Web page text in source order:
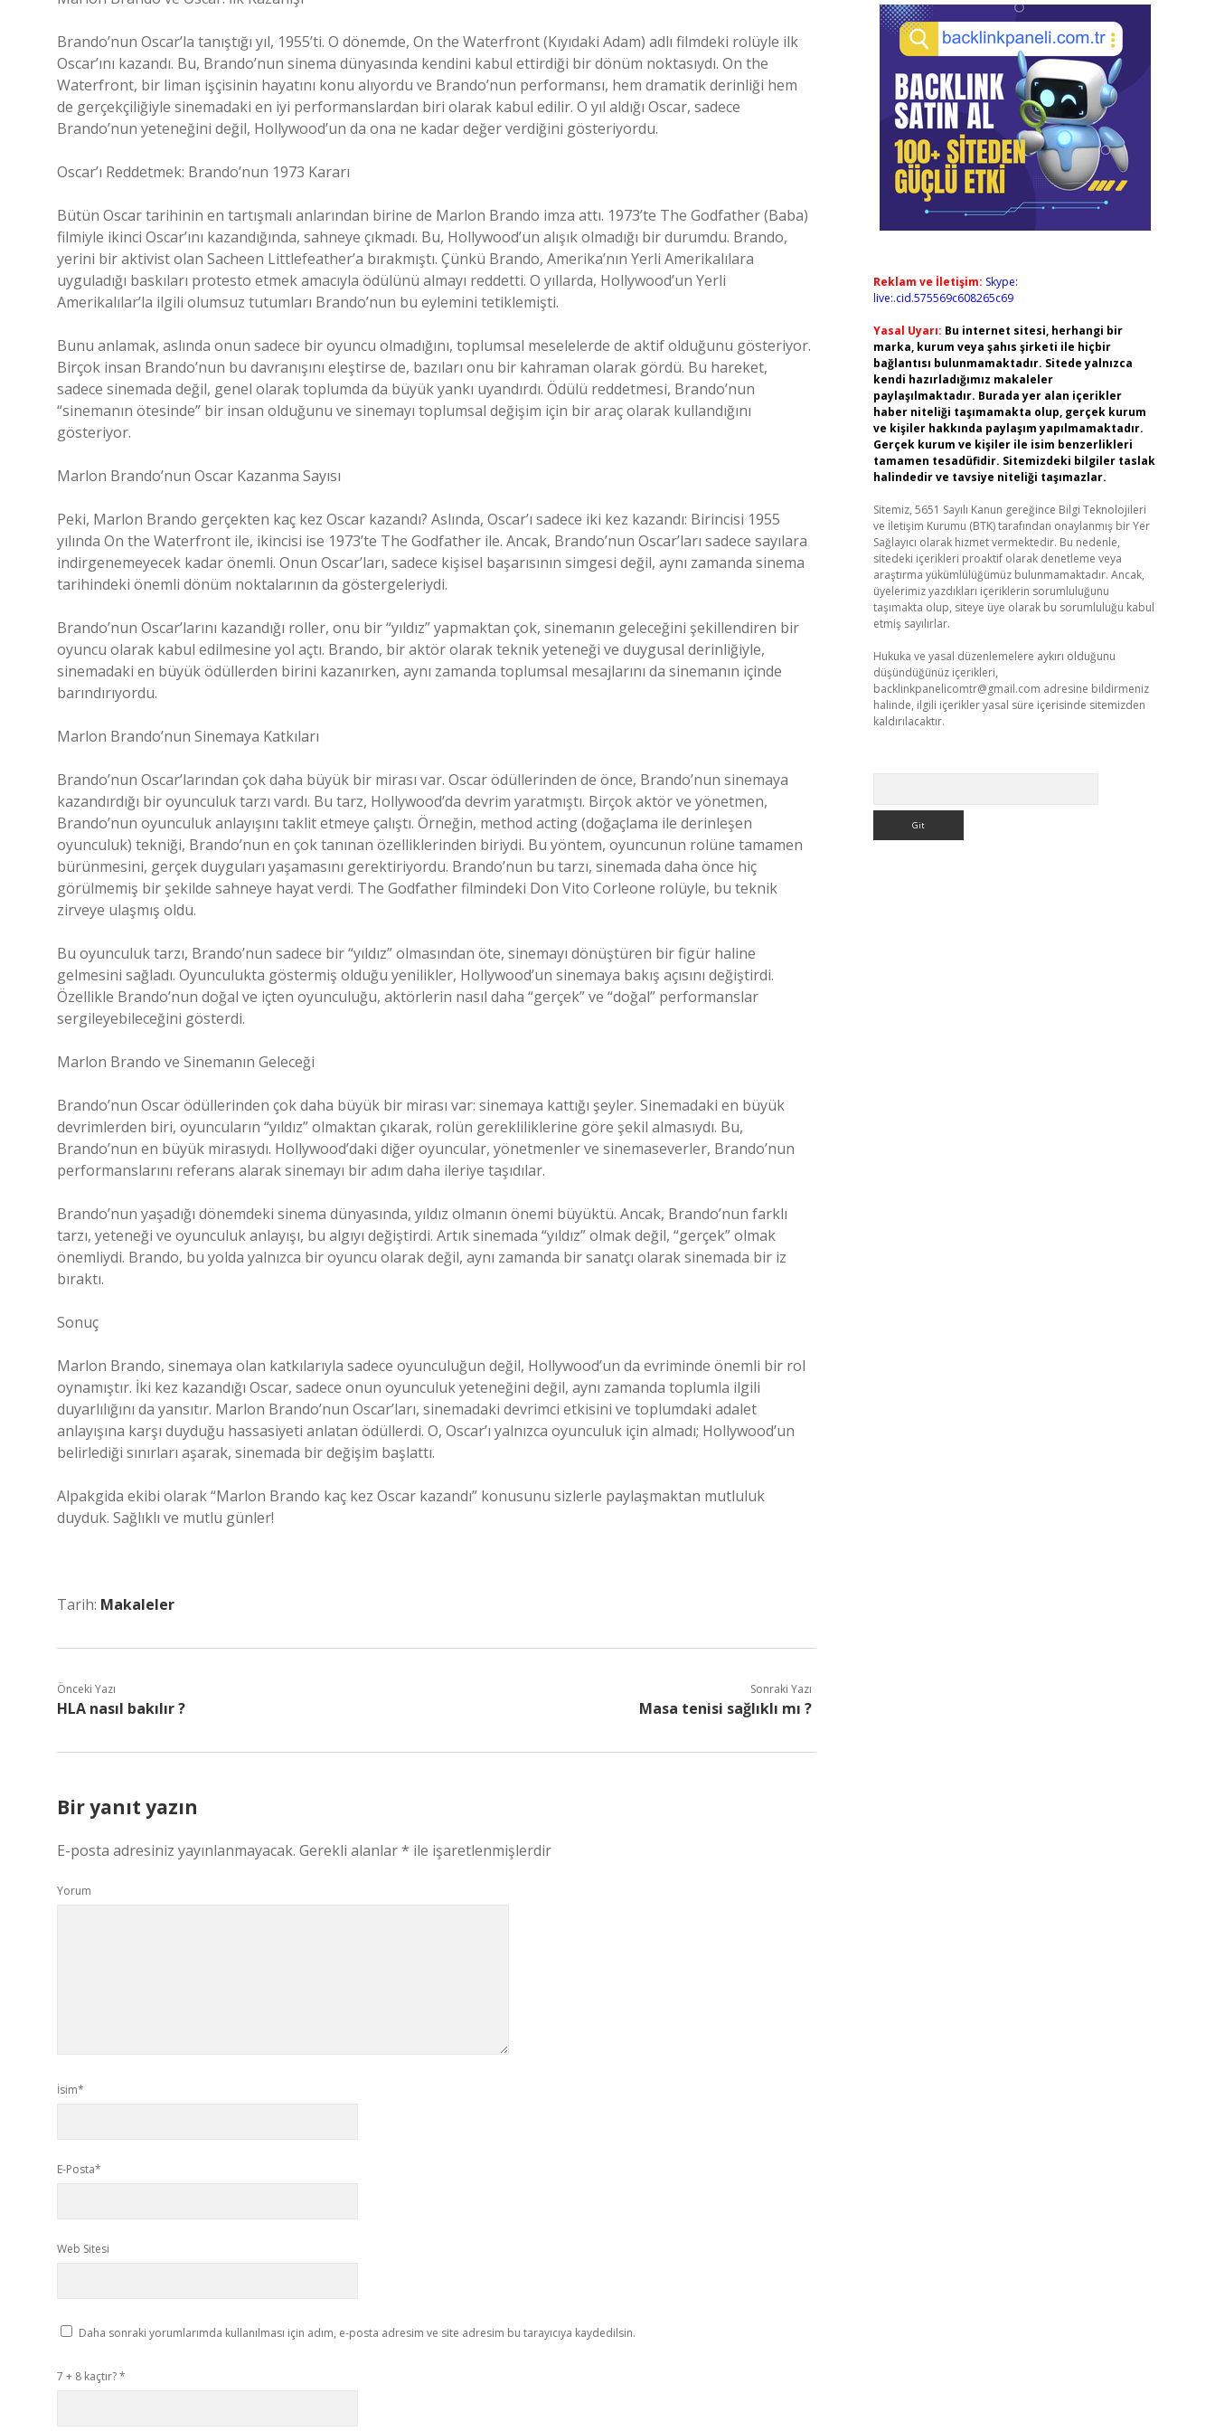
Brando’nun Oscar’la tanıştığı yıl, 1955’ti. O dönemde, On the Waterfront (Kıyıdaki Adam) adlı filmdeki rolüyle ilk
Oscar’ını kazandı. Bu, Brando’nun sinema dünyasında kendini kabul ettirdiği bir dönüm noktasıydı. On the
Waterfront, bir liman işçisinin hayatını konu alıyordu ve Brando’nun performansı, hem dramatik derinliği hem
de gerçekçiliğiyle sinemadaki en iyi performanslardan biri olarak kabul edilir. O yıl aldığı Oscar, sadece
Brando’nun yeteneğini değil, Hollywood’un da ona ne kadar değer verdiğini gösteriyordu.
Oscar’ı Reddetmek: Brando’nun 1973 Kararı
Bütün Oscar tarihinin en tartışmalı anlarından birine de Marlon Brando imza attı. 1973’te The Godfather (Baba)
filmiyle ikinci Oscar’ını kazandığında, sahneye çıkmadı. Bu, Hollywood’un alışık olmadığı bir durumdu. Brando,
yerini bir aktivist olan Sacheen Littlefeather’a bırakmıştı. Çünkü Brando, Amerika’nın Yerli Amerikalılara
uyguladığı baskıları protesto etmek amacıyla ödülünü almayı reddetti. O yıllarda, Hollywood’un Yerli
Amerikalılar’la ilgili olumsuz tutumları Brando’nun bu eylemini tetiklemişti.
Bunu anlamak, aslında onun sadece bir oyuncu olmadığını, toplumsal meselelerde de aktif olduğunu gösteriyor.
Birçok insan Brando’nun bu davranışını eleştirse de, bazıları onu bir kahraman olarak gördü. Bu hareket,
sadece sinemada değil, genel olarak toplumda da büyük yankı uyandırdı. Ödülü reddetmesi, Brando’nun
“sinemanın ötesinde” bir insan olduğunu ve sinemayı toplumsal değişim için bir araç olarak kullandığını
gösteriyor.
Marlon Brando’nun Oscar Kazanma Sayısı
Peki, Marlon Brando gerçekten kaç kez Oscar kazandı? Aslında, Oscar’ı sadece iki kez kazandı: Birincisi 1955
yılında On the Waterfront ile, ikincisi ise 1973’te The Godfather ile. Ancak, Brando’nun Oscar’ları sadece sayılara
indirgenemeyecek kadar önemli. Onun Oscar’ları, sadece kişisel başarısının simgesi değil, aynı zamanda sinema
tarihindeki önemli dönüm noktalarının da göstergeleriydi.
Brando’nun Oscar’larını kazandığı roller, onu bir “yıldız” yapmaktan çok, sinemanın geleceğini şekillendiren bir
oyuncu olarak kabul edilmesine yol açtı. Brando, bir aktör olarak teknik yeteneği ve duygusal derinliğiyle,
sinemadaki en büyük ödüllerden birini kazanırken, aynı zamanda toplumsal mesajlarını da sinemanın içinde
barındırıyordu.
Marlon Brando’nun Sinemaya Katkıları
Brando’nun Oscar’larından çok daha büyük bir mirası var. Oscar ödüllerinden de önce, Brando’nun sinemaya
kazandırdığı bir oyunculuk tarzı vardı. Bu tarz, Hollywood’da devrim yaratmıştı. Birçok aktör ve yönetmen,
Brando’nun oyunculuk anlayışını taklit etmeye çalıştı. Örneğin, method acting (doğaçlama ile derinleşen
oyunculuk) tekniği, Brando’nun en çok tanınan özelliklerinden biriydi. Bu yöntem, oyuncunun rolüne tamamen
bürünmesini, gerçek duyguları yaşamasını gerektiriyordu. Brando’nun bu tarzı, sinemada daha önce hiç
görülmemiş bir şekilde sahneye hayat verdi. The Godfather filmindeki Don Vito Corleone rolüyle, bu teknik
zirveye ulaşmış oldu.
Bu oyunculuk tarzı, Brando’nun sadece bir “yıldız” olmasından öte, sinemayı dönüştüren bir figür haline
gelmesini sağladı. Oyunculukta göstermiş olduğu yenilikler, Hollywood’un sinemaya bakış açısını değiştirdi.
Özellikle Brando’nun doğal ve içten oyunculuğu, aktörlerin nasıl daha “gerçek” ve “doğal” performanslar
sergileyebileceğini gösterdi.
Marlon Brando ve Sinemanın Geleceği
Brando’nun Oscar ödüllerinden çok daha büyük bir mirası var: sinemaya kattığı şeyler. Sinemadaki en büyük
devrimlerden biri, oyuncuların “yıldız” olmaktan çıkarak, rolün gerekliliklerine göre şekil almasıydı. Bu,
Brando’nun en büyük mirasıydı. Hollywood’daki diğer oyuncular, yönetmenler ve sinemaseverler, Brando’nun
performanslarını referans alarak sinemayı bir adım daha ileriye taşıdılar.
Brando’nun yaşadığı dönemdeki sinema dünyasında, yıldız olmanın önemi büyüktü. Ancak, Brando’nun farklı
tarzı, yeteneği ve oyunculuk anlayışı, bu algıyı değiştirdi. Artık sinemada “yıldız” olmak değil, “gerçek” olmak
önemliydi. Brando, bu yolda yalnızca bir oyuncu olarak değil, aynı zamanda bir sanatçı olarak sinemada bir iz
bıraktı.
Sonuç
Marlon Brando, sinemaya olan katkılarıyla sadece oyunculuğun değil, Hollywood’un da evriminde önemli bir rol
oynamıştır. İki kez kazandığı Oscar, sadece onun oyunculuk yeteneğini değil, aynı zamanda toplumla ilgili
duyarlılığını da yansıtır. Marlon Brando’nun Oscar’ları, sinemadaki devrimci etkisini ve toplumdaki adalet
anlayışına karşı duyduğu hassasiyeti anlatan ödüllerdi. O, Oscar’ı yalnızca oyunculuk için almadı; Hollywood’un
belirlediği sınırları aşarak, sinemada bir değişim başlattı.
Alpakgida ekibi olarak “Marlon Brando kaç kez Oscar kazandı” konusunu sizlerle paylaşmaktan mutluluk
duyduk. Sağlıklı ve mutlu günler!
Tarih: Makaleler
Önceki Yazı
HLA nasıl bakılır ?
Sonraki Yazı
Masa tenisi sağlıklı mı ?
Bir yanıt yazın
E-posta adresiniz yayınlanmayacak. Gerekli alanlar* ile işaretlenmişlerdir
Yorum
İsim*
E-Posta*
Web Sitesi
Daha sonraki yorumlarımda kullanılması için adım, e-posta adresim ve site adresim bu tarayıcıya kaydedilsin.
7 + 8 kaçtır?*
Reklam ve İletişim: Skype:
live:.cid.575569c608265c69
Yasal Uyarı: Bu internet sitesi, herhangi bir
marka, kurum veya şahıs şirketi ile hiçbir
bağlantısı bulunmamaktadır. Sitede yalnızca
kendi hazırladığımız makaleler
paylaşılmaktadır. Burada yer alan içerikler
haber niteliği taşımamakta olup, gerçek kurum
ve kişiler hakkında paylaşım yapılmamaktadır.
Gerçek kurum ve kişiler ile isim benzerlikleri
tamamen tesadüfidir. Sitemizdeki bilgiler taslak
halindedir ve tavsiye niteliği taşımazlar.
Sitemiz, 5651 Sayılı Kanun gereğince Bilgi Teknolojileri
ve İletişim Kurumu (BTK) tarafından onaylanmış bir Yer
Sağlayıcı olarak hizmet vermektedir. Bu nedenle,
sitedeki içerikleri proaktif olarak denetleme veya
araştırma yükümlülüğümüz bulunmamaktadır. Ancak,
üyelerimiz yazdıkları içeriklerin sorumluluğunu
taşımakta olup, siteye üye olarak bu sorumluluğu kabul
etmiş sayılırlar.
Hukuka ve yasal düzenlemelere aykırı olduğunu
düşündüğünüz içerikleri,
backlinkpanelicomtr@gmail.com adresine bildirmeniz
halinde, ilgili içerikler yasal süre içerisinde sitemizden
kaldırılacaktır.